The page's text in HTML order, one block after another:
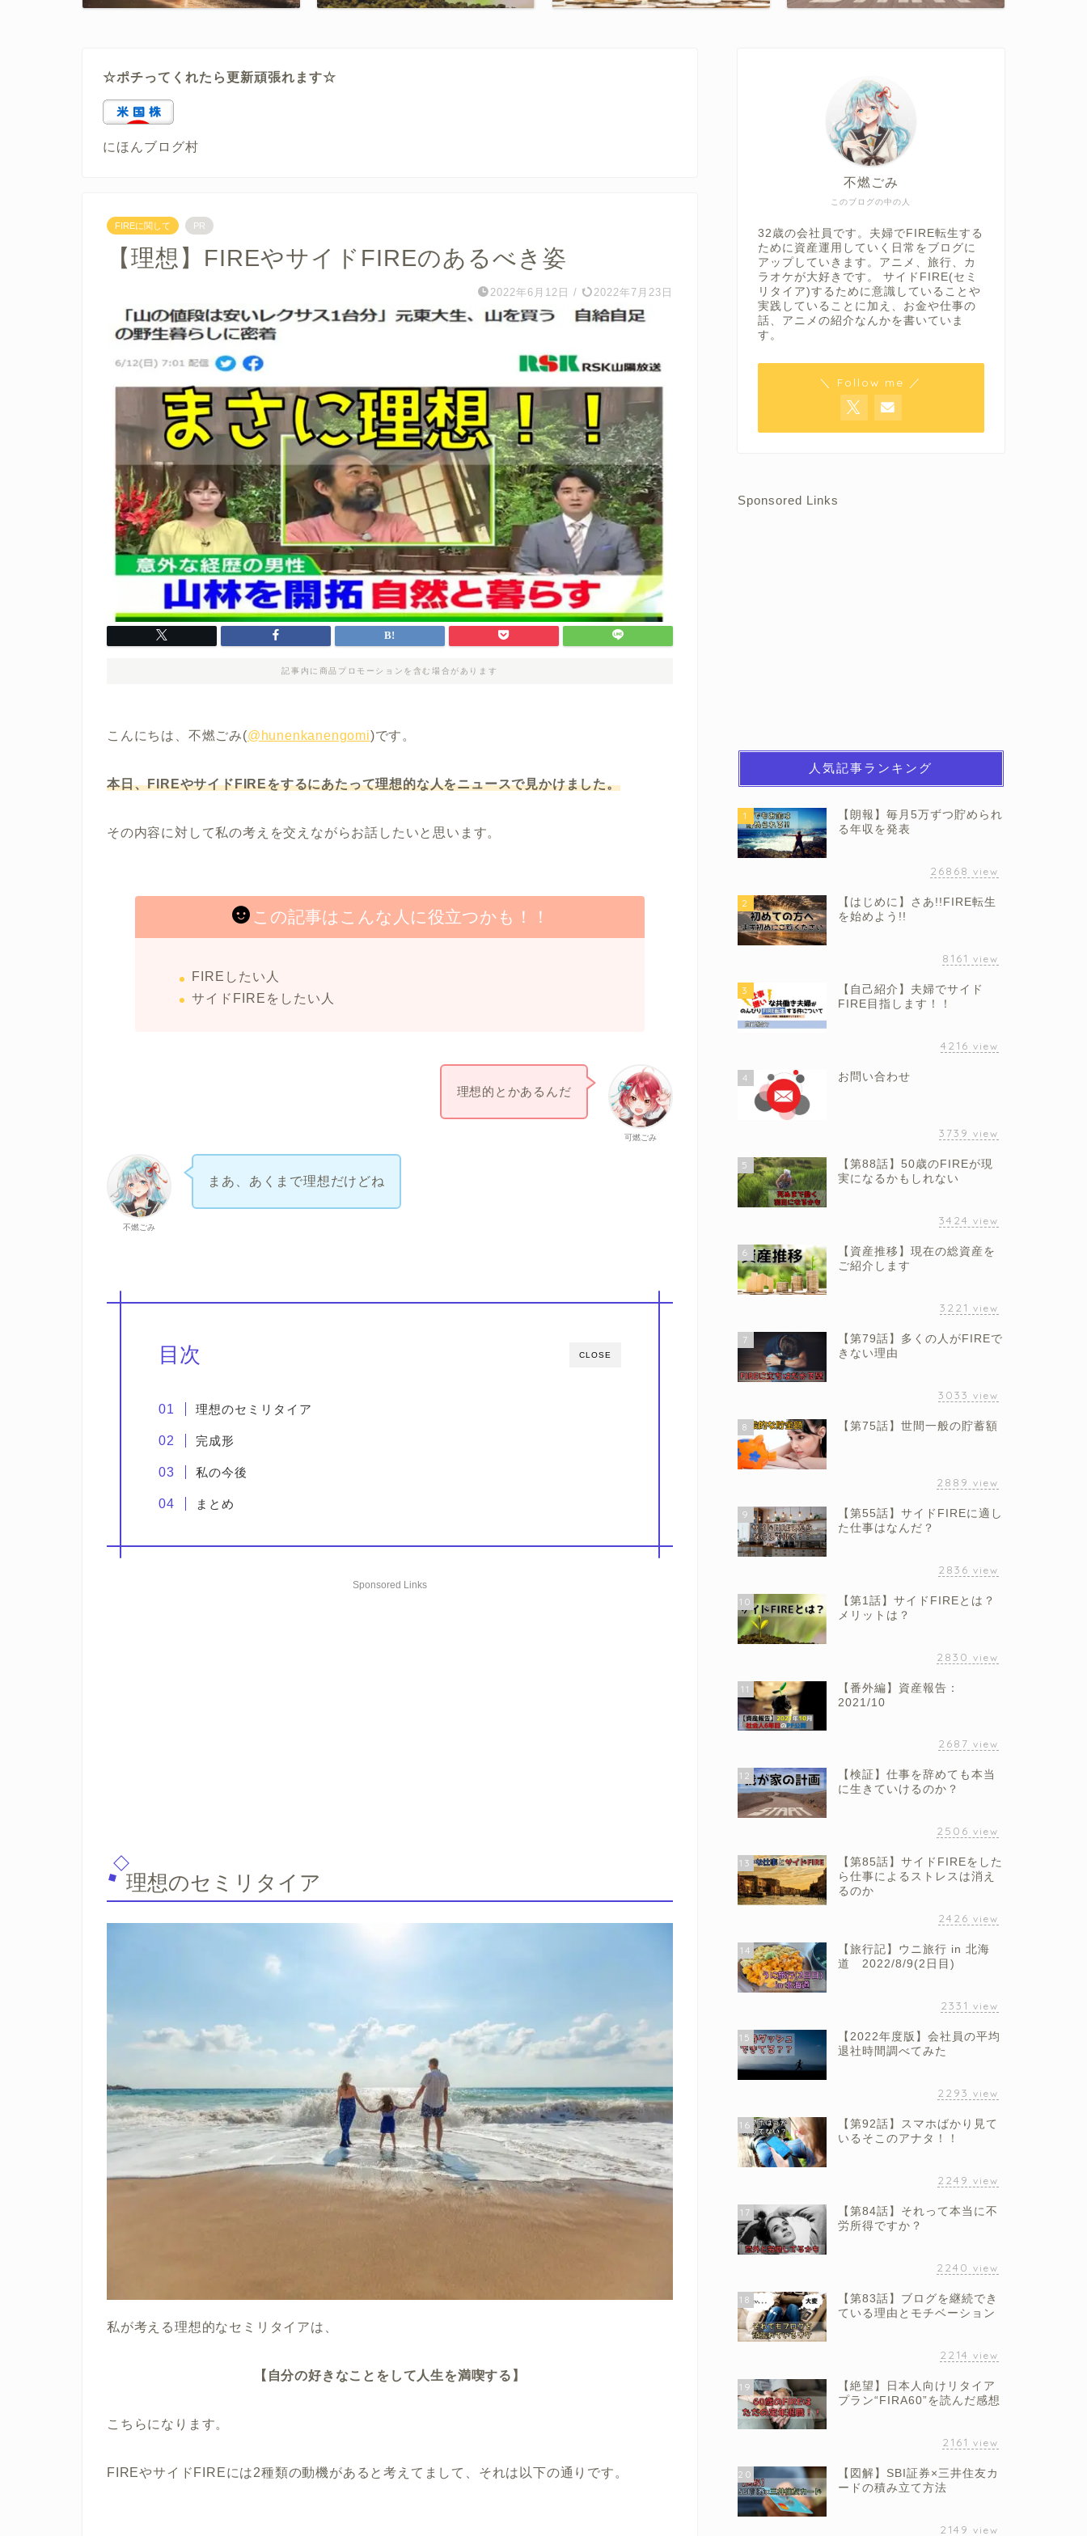
☆ポチってくれたら更新頑張れます☆
にほんブログ村
FIREに関して PR
【理想】FIREやサイドFIREのあるべき姿
2022年6月12日 / 2022年7月23日
記事内に商品プロモーションを含む場合があります
こんにちは、不燃ごみ(@hunenkanengomi)です。
本日、FIREやサイドFIREをするにあたって理想的な人をニュースで見かけました。
その内容に対して私の考えを交えながらお話したいと思います。
この記事はこんな人に役立つかも！！
FIREしたい人
サイドFIREをしたい人
可燃ごみ
理想的とかあるんだ
不燃ごみ
まあ、あくまで理想だけどね
CLOSE
目次
理想のセミリタイア
完成形
私の今後
まとめ
Sponsored Links
理想のセミリタイア
私が考える理想的なセミリタイアは、
【自分の好きなことをして人生を満喫する】
こちらになります。
FIREやサイドFIREには2種類の動機があると考えてまして、それは以下の通りです。
このブログの中の人
不燃ごみ
32歳の会社員です。夫婦でFIRE転生する
ために資産運用していく日常をブログに
アップしていきます。アニメ、旅行、カ
ラオケが大好きです。 サイドFIRE(セミ
リタイア)するために意識していることや
実践していることに加え、お金や仕事の
話、アニメの紹介なんかを書いていま
す。
＼ Follow me ／
Sponsored Links
人気記事ランキング
1
【朗報】毎月5万ずつ貯められ
る年収を発表
26868 view
2
【はじめに】さあ!!FIRE転生
を始めよう!!
8161 view
3
【自己紹介】夫婦でサイド
FIRE目指します！！
4216 view
4 お問い合わせ
3739 view
5
【第88話】50歳のFIREが現
実になるかもしれない
3424 view
6
【資産推移】現在の総資産を
ご紹介します
3221 view
7
【第79話】多くの人がFIREで
きない理由
3033 view
8 【第75話】世間一般の貯蓄額
2889 view
9
【第55話】サイドFIREに適し
た仕事はなんだ？
2836 view
10
【第1話】サイドFIREとは？
メリットは？
2830 view
11
【番外編】資産報告：
2021/10
2687 view
12
【検証】仕事を辞めても本当
に生きていけるのか？
2506 view
13
【第85話】サイドFIREをした
ら仕事によるストレスは消え
るのか
2426 view
14
【旅行記】ウニ旅行 in 北海
道 2022/8/9(2日目)
2331 view
15
【2022年度版】会社員の平均
退社時間調べてみた
2293 view
16
【第92話】スマホばかり見て
いるそこのアナタ！！
2249 view
17
【第84話】それって本当に不
労所得ですか？
2240 view
18
【第83話】ブログを継続でき
ている理由とモチベーション
2214 view
19
【絶望】日本人向けリタイア
プラン“FIRA60”を読んだ感想
2161 view
20
【図解】SBI証券×三井住友カ
ードの積み立て方法
2149 view